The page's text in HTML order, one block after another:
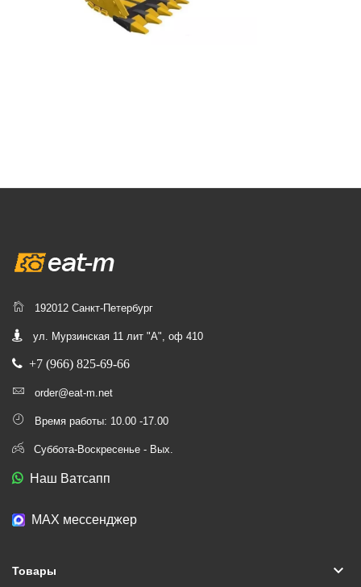
192012 Санкт-Петербург
ул. Мурзинская 11 лит "А", оф 410
+7 (966) 825-69-66
order@eat-m.net
Время работы: 10.00 -17.00
Суббота-Воскресенье - Вых.
Наш Ватсапп
МАХ мессенджер
Товары keyboard_arrow_down